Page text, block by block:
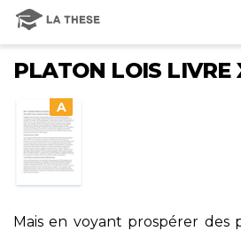
PLATON LOIS LIVRE
A
Mais en voyant prospérer des